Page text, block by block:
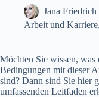
Jana Friedrich
Arbeit und Karriere,
Möchten Sie wissen, was
Bedingungen mit dieser
sind? Dann sind Sie hier
umfassenden Leitfaden